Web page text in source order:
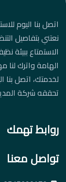
اتصل بنا اليوم
نعتني بتفاصيل
الاستمتاع ببيئة
الهامة واترك لنا
لخدمتك، اتصل بنا
تحققه شركة
روابط تهمك
تواصل معنا